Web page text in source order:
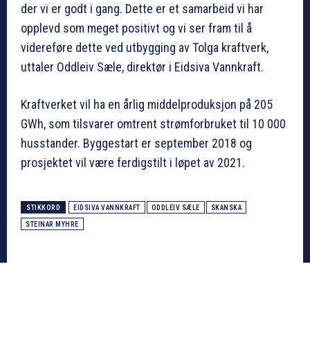
der vi er godt i gang. Dette er et samarbeid vi har
opplevd som meget positivt og vi ser fram til å
videreføre dette ved utbygging av Tolga kraftverk,
uttaler Oddleiv Sæle, direktør i Eidsiva Vannkraft.
Kraftverket vil ha en årlig middelproduksjon på 205
GWh, som tilsvarer omtrent strømforbruket til 10 000
husstander. Byggestart er september 2018 og
prosjektet vil være ferdigstilt i løpet av 2021.
STIKKORD EIDSIVA VANNKRAFT ODDLEIV SÆLE SKANSKA
STEINAR MYHRE